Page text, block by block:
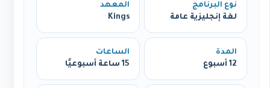
نوع البرنامج
لغة إنجليزية عامة
المعهد
Kings
المدة
12 أسبوع
الساعات
15 ساعة أسبوعيًا